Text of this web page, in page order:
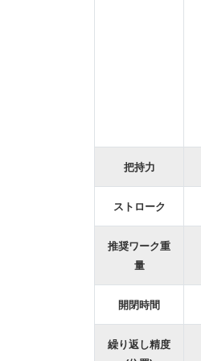
把持力
ストローク
推奨ワーク重
量
開閉時間
繰り返し精度